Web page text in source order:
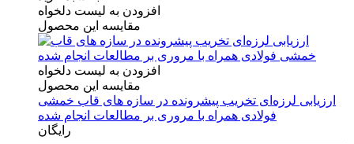
افزودن به لیست دلخواه
مقایسه این محصول
افزودن به لیست دلخواه
مقایسه این محصول
ارزیابی لرزه‌ای تخریب پیشرونده در سازه های قاب خمشی
فولادی همراه با مروری بر مطالعات انجام شده
رایگان